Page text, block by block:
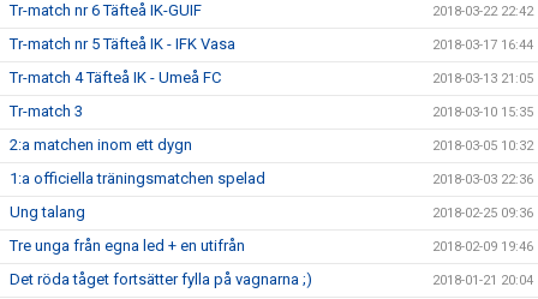
Tr-match nr 6 Täfteå IK-GUIF 2018-03-22 22:42
Tr-match nr 5 Täfteå IK - IFK Vasa 2018-03-17 16:44
Tr-match 4 Täfteå IK - Umeå FC 2018-03-13 21:05
Tr-match 3 2018-03-10 15:35
2:a matchen inom ett dygn 2018-03-05 10:32
1:a officiella träningsmatchen spelad 2018-03-03 22:36
Ung talang 2018-02-25 09:36
Tre unga från egna led + en utifrån 2018-02-09 19:46
Det röda tåget fortsätter fylla på vagnarna ;) 2018-01-21 20:04